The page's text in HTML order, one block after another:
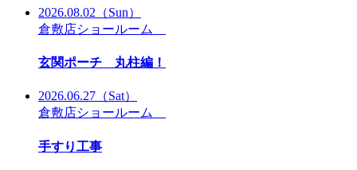
2026.08.02 （Sun）
倉敷店ショールーム
玄関ポーチ 丸柱編！
2026.06.27 （Sat）
倉敷店ショールーム
手すり工事